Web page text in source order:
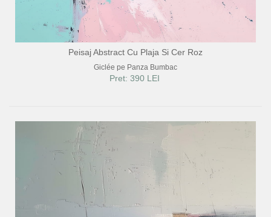
Peisaj Abstract Cu Plaja Si Cer Roz
Giclée pe Panza Bumbac
Pret: 390 LEI